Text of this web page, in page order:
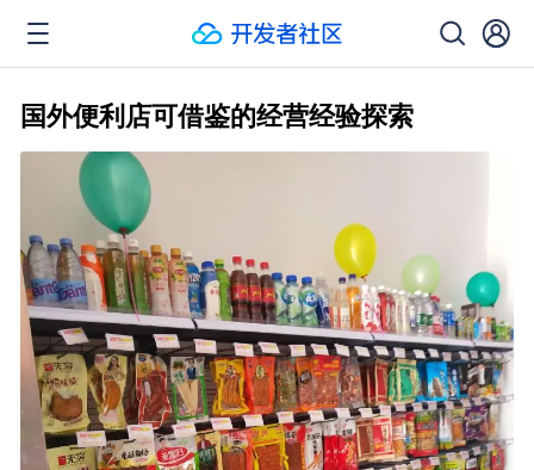
国外便利店可借鉴的经营经验探索